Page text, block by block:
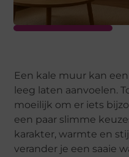
Een kale muur kan
leeg laten aanvoelen.
moeilijk om er iets
een paar slimme
karakter, warmte en
verander je een saaie